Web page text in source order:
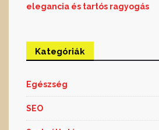
elegancia és tartós ragyogás
Kategóriák
Egészség
SEO